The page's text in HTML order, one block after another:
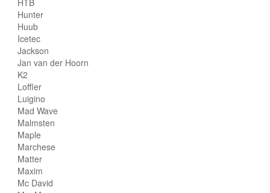
Hunter
Huub
Icetec
Jackson
Jan van der Hoorn
K2
Loffler
Luigino
Mad Wave
Malmsten
Maple
Marchese
Matter
Maxim
Mc David